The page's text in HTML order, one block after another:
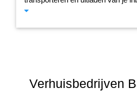
Verhuisbedrijven